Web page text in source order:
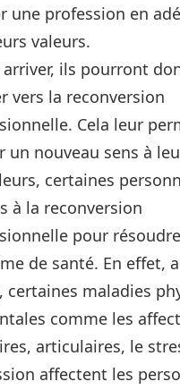
une profession en
valeurs.
arriver, ils pourront
vers la reconversion
Cela leur
un nouveau sens à
certaines
à la reconversion
pour
de santé. En effet,
certaines maladies
comme les
articulaires, le
affectent les